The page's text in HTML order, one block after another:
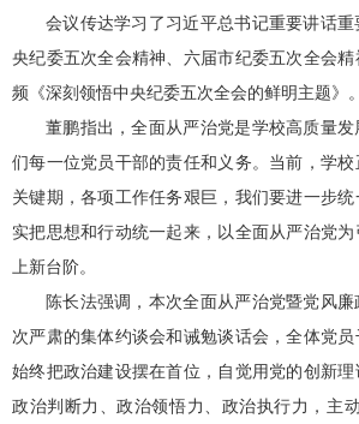
会议传达学习了习近平总书记重要讲话重
央纪委五次全会精神、 六届市纪委五次全会精
频 《深刻领悟中央纪委五次全会的鲜明主题》 。
董鹏指出，全面从严治党是学校高质量
们每一位党员干部的责任和义务。当前，学
关键期，各项工作任务艰巨，我们要进一步
实把思想和行动统一起来，以全面从严治党
上新台阶。
陈长法强调，本次全面从严治党暨党风
次严肃的集体约谈会和诫勉谈话会 ，全体党员
始终把政治建设摆在首位，自觉用党的创新
政治判断力、政治领悟力、政治执行力 ， 主